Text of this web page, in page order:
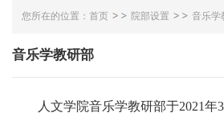
您所在的位置： 首页 院部设置 音乐学
音乐学教研部
人文学院音乐学教研部于2021年